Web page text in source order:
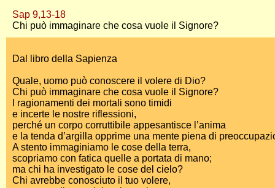
Sap 9,13-18
Chi può immaginare che cosa vuole il Signore?
Dal libro della Sapienza
Quale, uomo può conoscere il volere di Dio?
Chi può immaginare che cosa vuole il Signore?
I ragionamenti dei mortali sono timidi
e incerte le nostre riflessioni,
perché un corpo corruttibile appesantisce l’anima
e la tenda d’argilla opprime una mente piena di
A stento immaginiamo le cose della terra,
scopriamo con fatica quelle a portata di mano;
ma chi ha investigato le cose del cielo?
Chi avrebbe conosciuto il tuo volere,